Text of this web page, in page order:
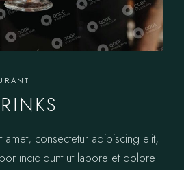
consectetur adipiscing elit,
incididunt ut labore et dolore